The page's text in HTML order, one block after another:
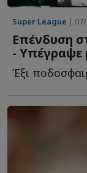
Super League |
Επένδυση
- Υπέγραψε